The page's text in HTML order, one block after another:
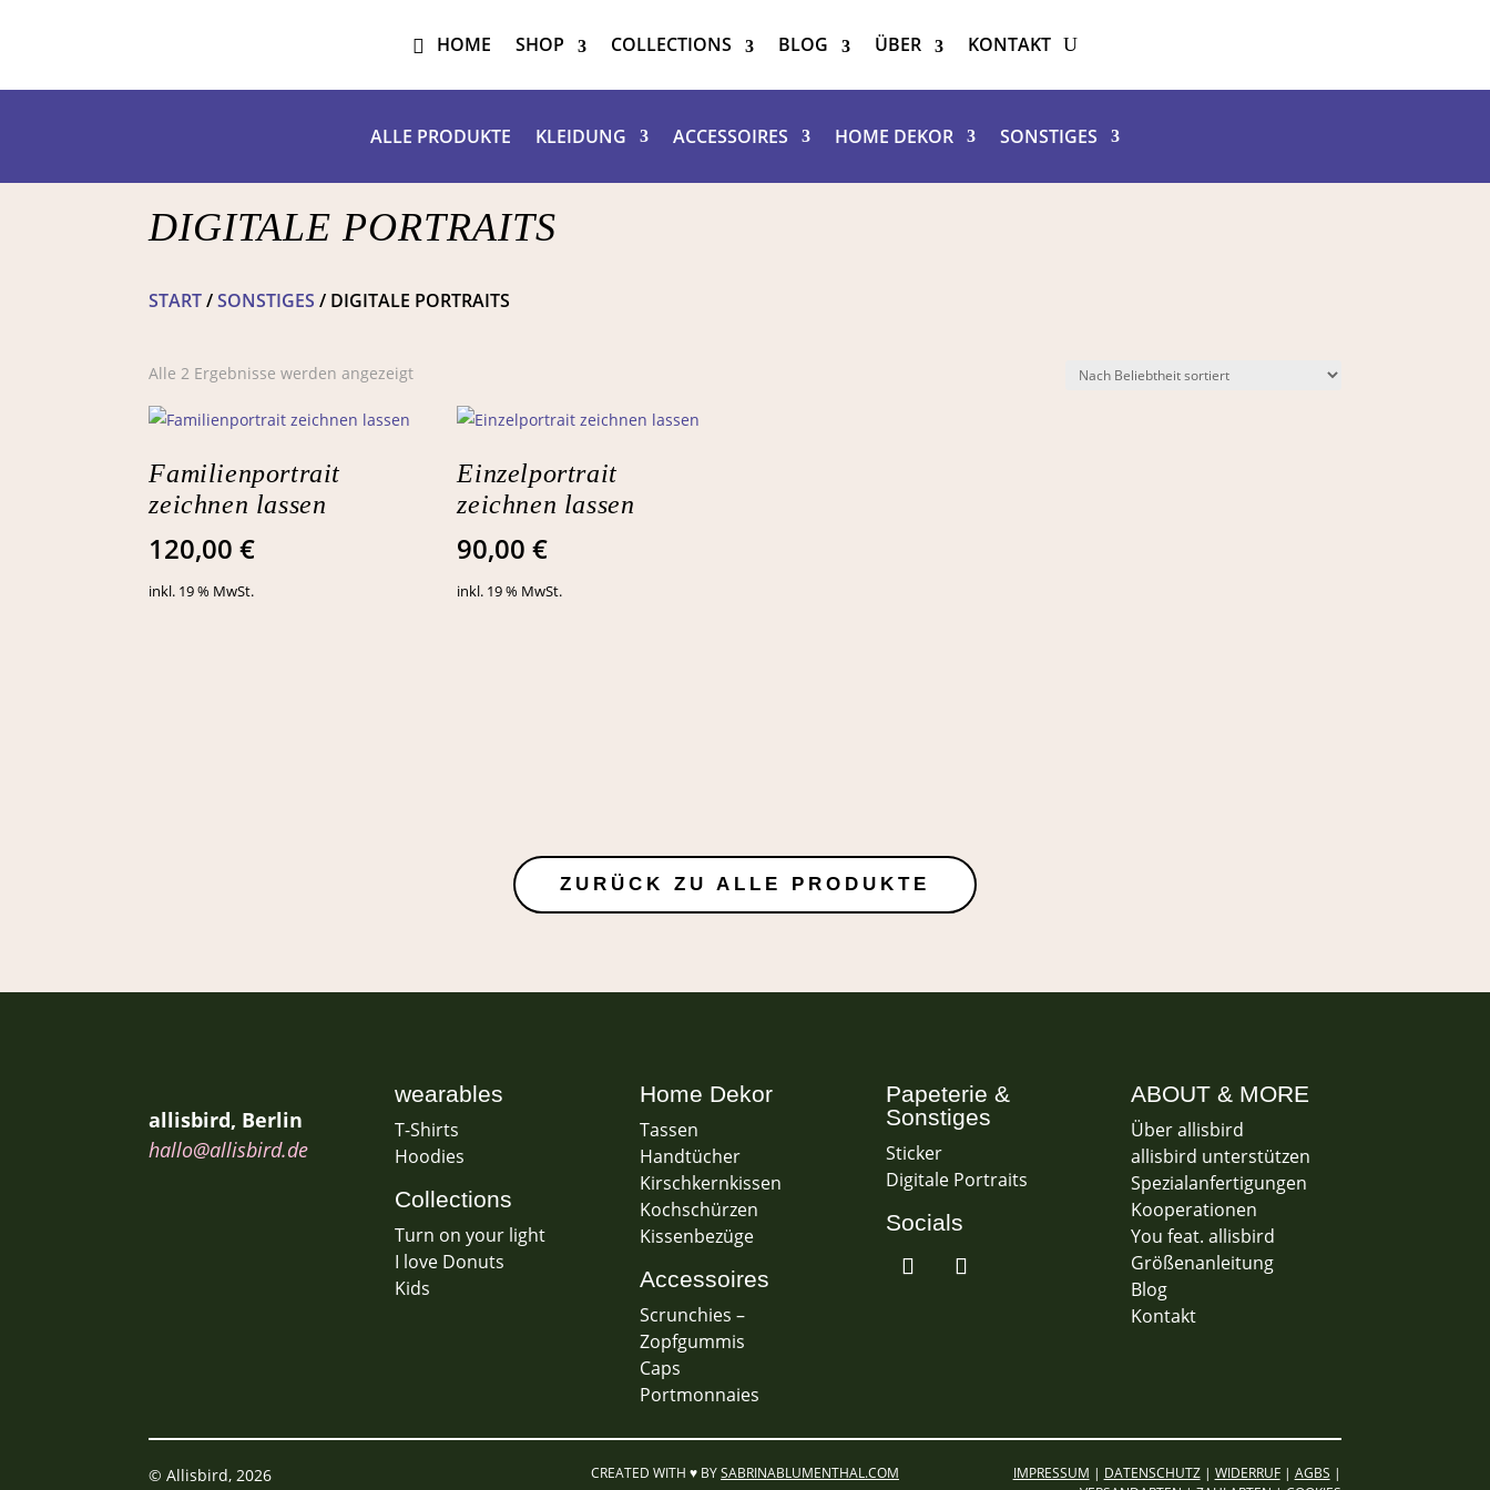
HOME SHOP COLLECTIONS BLOG ÜBER KONTAKT
ALLE PRODUKTE KLEIDUNG ACCESSOIRES HOME DEKOR SONSTIGES
DIGITALE PORTRAITS
START/SONSTIGES / DIGITALE PORTRAITS
Alle 2 Ergebnisse werden angezeigtNach
sortiert
Familienportrait
zeichnen lassen
120,00€
inkl. 19 % MwSt.
Einzelportrait
zeichnen lassen
90,00€
inkl. 19 % MwSt.
ZURÜCK ZU ALLE PRODUKTE
allisbird, Berlin
hallo@allisbird.de
wearables
T-Shirts
Hoodies
Collections
Turn on your light
I love Donuts
Kids
Home Dekor
Tassen
Handtücher
Kirschkernkissen
Kochschürzen
Kissenbezüge
Accessoires
Scrunchies –
Zopfgummis
Caps
Portmonnaies
Papeterie &
Sonstiges
Sticker
Digitale Portraits
Socials
ABOUT & MORE
Über allisbird
allisbird unterstützen
Spezialanfertigungen
Kooperationen
You feat. allisbird
Größenanleitung
Blog
Kontakt
© Allisbird, 2026 CREATED WITH ♥ BYSABRINABLUMENTHAL.COM IMPRESSUM | DATENSCHUTZ| WIDERRUF| AGBS |